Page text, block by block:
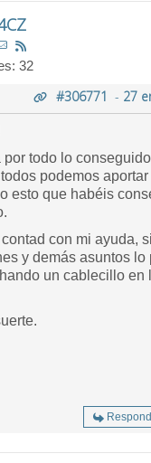
32
#306771 - 27
por todo lo
podemos
esto que habéis
con mi ayuda,
y demás asuntos lo
un cablecillo en